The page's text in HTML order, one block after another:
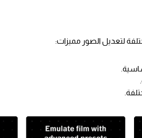
لتعديل الصور مميزات: